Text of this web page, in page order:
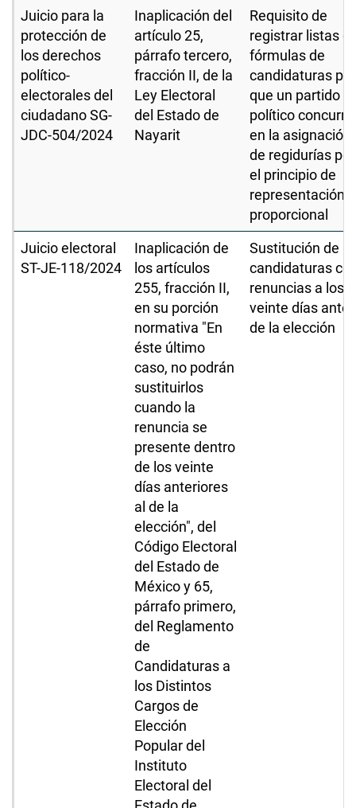
Juicio para la
protección de
los derechos
político-
electorales del
ciudadano SG-
JDC-504/2024
Inaplicación del
artículo 25,
párrafo tercero,
fracción II, de la
Ley Electoral
del Estado de
Nayarit
Requisito de
registrar listas
fórmulas de
candidaturas
que un partido
político concurra
en la asignación
de regidurías por
el principio de
representación
proporcional
Juicio electoral
ST-JE-118/2024
Inaplicación de
los artículos
255, fracción II,
en su porción
normativa "En
éste último
caso, no podrán
sustituirlos
cuando la
renuncia se
presente dentro
de los veinte
días anteriores
al de la
elección", del
Código Electoral
del Estado de
México y 65,
párrafo primero,
del Reglamento
de
Candidaturas a
los Distintos
Cargos de
Elección
Popular del
Instituto
Electoral del
Sustitución de
candidaturas
renuncias a los
veinte días antes
de la elección